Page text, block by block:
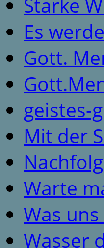
Es
Gott.
geistes-
Mit der
Warte
Was
Wasser